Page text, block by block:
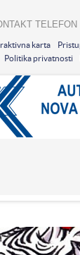
karta
Politika privatnosti